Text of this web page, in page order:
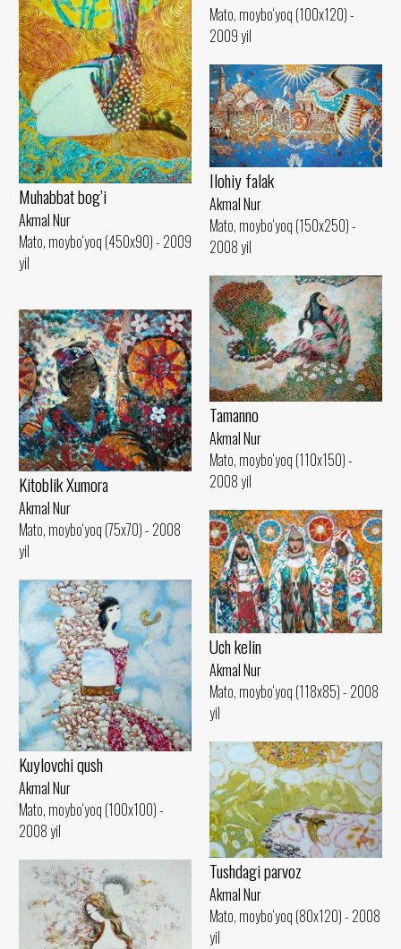
Mato, moybo‘yoq (100x120) -
2009 yil
Muhabbat bog’i
Akmal Nur
Mato, moybo‘yoq (450x90) - 2009
yil
Ilohiy falak
Akmal Nur
Mato, moybo‘yoq (150x250) -
2008 yil
Tamanno
Akmal Nur
Mato, moybo‘yoq (110x150) -
2008 yil
Kitoblik Xumora
Akmal Nur
Mato, moybo‘yoq (75x70) - 2008
yil
Uch kelin
Akmal Nur
Mato, moybo‘yoq (118x85) - 2008
yil
Kuylovchi qush
Akmal Nur
Mato, moybo‘yoq (100x100) -
2008 yil
Tushdagi parvoz
Akmal Nur
Mato, moybo‘yoq (80x120) - 2008
yil